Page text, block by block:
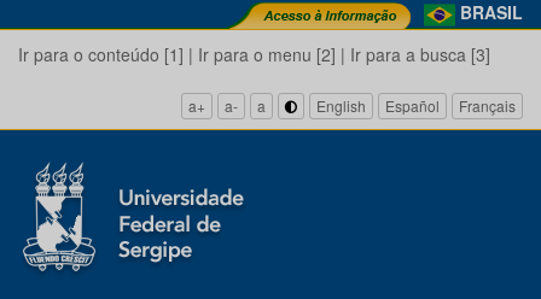
BRASIL
Ir para o conteúdo [1] | Ir para o menu [2] | Ir para a busca [3]
a+ a- a English Español Français